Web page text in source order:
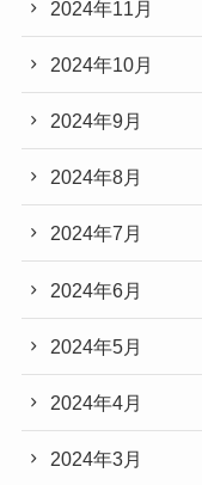
2024年11月
2024年10月
2024年9月
2024年8月
2024年7月
2024年6月
2024年5月
2024年4月
2024年3月